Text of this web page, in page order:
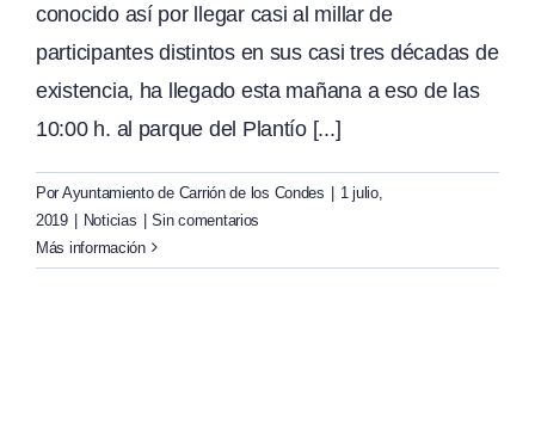
conocido así por llegar casi al millar de
participantes distintos en sus casi tres décadas de
existencia, ha llegado esta mañana a eso de las
10:00 h. al parque del Plantío [...]
Por Ayuntamiento de Carrión de los Condes
1 julio,
2019
Noticias
Sin comentarios
Más información